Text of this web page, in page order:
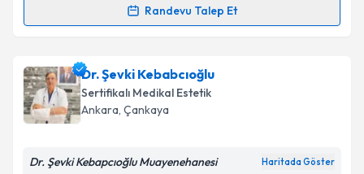
Randevu Talep Et
Randevu Takvimi Talebi
Uzm. Dr. Özlem Öztürkiçin randevu takvimi talebi
oluşturun. Size bu uzmandan randevu almanız için bir
takvim hazırlandığında e-posta ile bilgilendireceğiz.
Dr. Şevki Kebabcıoğlu
Sertifikalı Medikal Estetik
Ankara, Çankaya
Dr. Şevki Kebapcıoğlu Muayenehanesi Haritada Göster